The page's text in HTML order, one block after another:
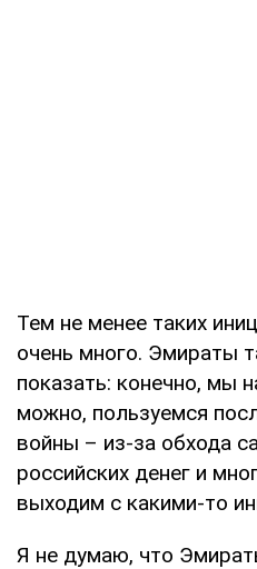
Тем не менее таких
очень много. Эмираты
показать: конечно, мы
можно, пользуемся
войны – из-за обхода
российских денег и
выходим с какими-то
Я не думаю, что